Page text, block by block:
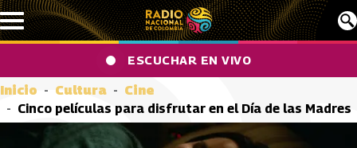
Pasar al contenido principal
ESCUCHAR EN VIVO
Inicio Cultura
Cine
Cinco películas para disfrutar en el Día de las Madres